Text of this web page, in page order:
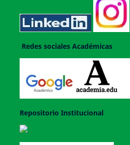
Redes sociales Académicas
Repositorio Institucional